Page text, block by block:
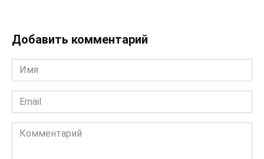
Добавить комментарий
Имя
*
Email
*
Комментарий